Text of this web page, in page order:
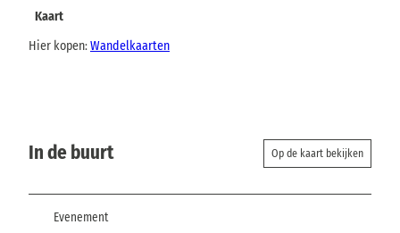
Kaart
Hier kopen:Wandelkaarten
In de buurt Op de kaart bekijken
Evenement